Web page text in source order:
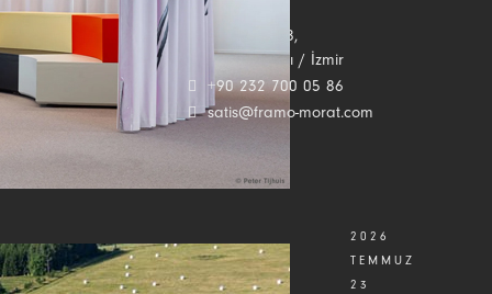
2026
TEMMUZ
23
Bulvarı No: 39,
Daire No: 2508,
35530 Bayraklı / İzmir
+90 232 700 05 86
satis@framo-morat.com